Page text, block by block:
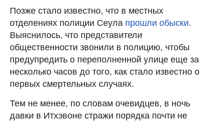
Позже стало известно, что в местных
отделениях полиции Сеула прошли обыски.
Выяснилось, что представители
общественности звонили в полицию, чтобы
предупредить о переполненной улице еще за
несколько часов до того, как стало известно о
первых смертельных случаях.
Тем не менее, по словам очевидцев, в ночь
давки в Итхэвоне стражи порядка почти не